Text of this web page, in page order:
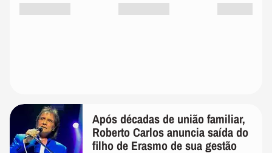
Após décadas de união familiar,
Roberto Carlos anuncia saída do
filho de Erasmo de sua gestão